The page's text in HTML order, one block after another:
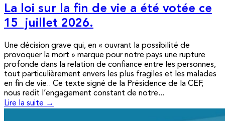
La loi sur la fin de vie a été votée ce
15 juillet 2026.
Une décision grave qui, en « ouvrant la possibilité de
provoquer la mort » marque pour notre pays une rupture
profonde dans la relation de confiance entre les personnes,
tout particulièrement envers les plus fragiles et les malades
en fin de vie.. Ce texte signé de la Présidence de la CEF,
nous redit l’engagement constant de notre...
Lire la suite →